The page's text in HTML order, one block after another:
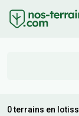
0 terrains en